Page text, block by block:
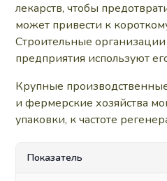
лекарств, чтобы
может привести к
Строительные
предприятия используют
Крупные
и фермерские хозяйства
упаковки, к частоте
Показатель